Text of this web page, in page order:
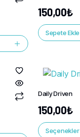
150,00₺
Sepete Ekle
Daily Driven
150,00₺
Seçenekler